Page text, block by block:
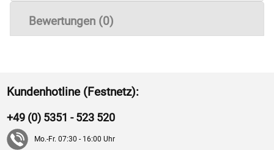
Bewertungen (0)
Kundenhotline (Festnetz):
+49 (0) 5351 - 523 520
Mo.-Fr. 07:30 - 16:00 Uhr